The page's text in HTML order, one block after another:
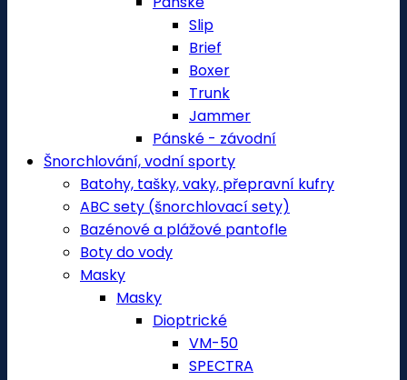
Slip
Brief
Boxer
Trunk
Jammer
Pánské - závodní
Šnorchlování, vodní sporty
Batohy, tašky, vaky, přepravní kufry
ABC sety (šnorchlovací sety)
Bazénové a plážové pantofle
Boty do vody
Masky
Masky
Dioptrické
VM-50
SPECTRA